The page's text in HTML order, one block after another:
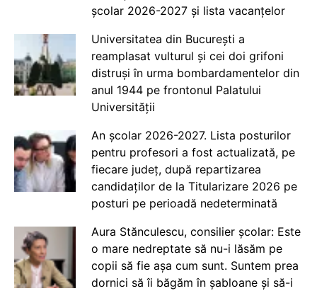
școlar 2026-2027 și lista vacanțelor
Universitatea din București a
reamplasat vulturul și cei doi grifoni
distruși în urma bombardamentelor din
anul 1944 pe frontonul Palatului
Universității
An școlar 2026-2027. Lista posturilor
pentru profesori a fost actualizată, pe
fiecare județ, după repartizarea
candidaților de la Titularizare 2026 pe
posturi pe perioadă nedeterminată
Aura Stănculescu, consilier școlar: Este
o mare nedreptate să nu-i lăsăm pe
copii să fie așa cum sunt. Suntem prea
dornici să îi băgăm în șabloane și să-i